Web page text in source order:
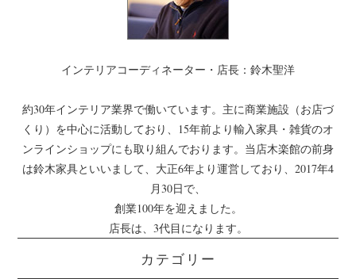
インテリアコーディネーター・店長：鈴木聖洋
約30年インテリア業界で働いています。主に商業施設（お店づ
くり）を中心に活動しており、15年前より輸入家具・雑貨のオ
ンラインショップにも取り組んでおります。当店木楽館の前身
は鈴木家具といいまして、大正6年より運営しており、2017年4
月30日で、
創業100年を迎えました。
店長は、3代目になります。
カテゴリー